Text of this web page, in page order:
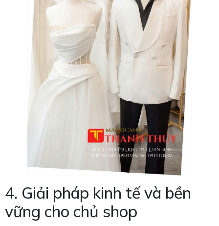
4. Giải pháp kinh tế và bền
vững cho chủ shop